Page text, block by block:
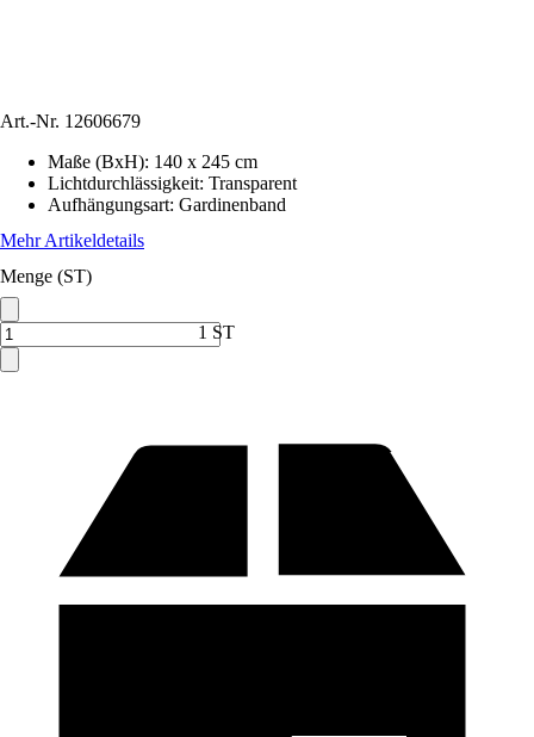
Art.-Nr. 12606679
Maße (BxH): 140 x 245 cm
Lichtdurchlässigkeit: Transparent
Aufhängungsart: Gardinenband
Mehr Artikeldetails
Menge (ST)
1 ST